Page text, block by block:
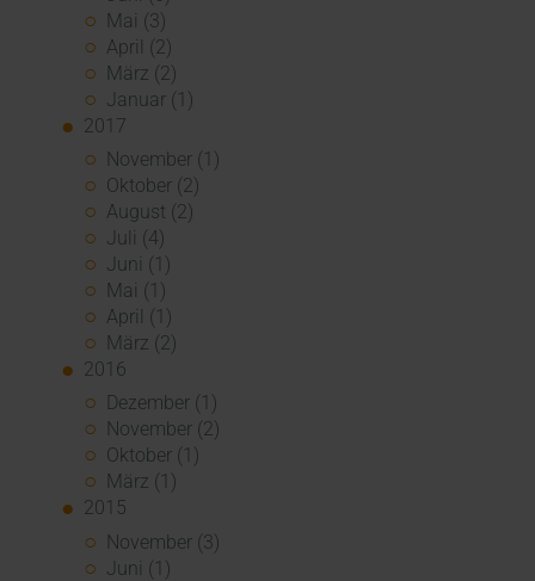
Mai (3)
April (2)
März (2)
Januar (1)
2017
November (1)
Oktober (2)
August (2)
Juli (4)
Juni (1)
Mai (1)
April (1)
März (2)
2016
Dezember (1)
November (2)
Oktober (1)
März (1)
2015
November (3)
Juni (1)